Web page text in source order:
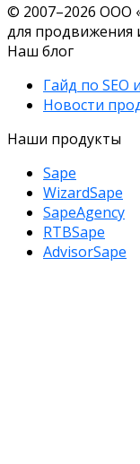
© 2007–2026 ООО
для продвижения
Наш блог
Гайд по SEO
Новости
Наши продукты
Sape
WizardSape
SapeAgency
RTBSape
AdvisorSape